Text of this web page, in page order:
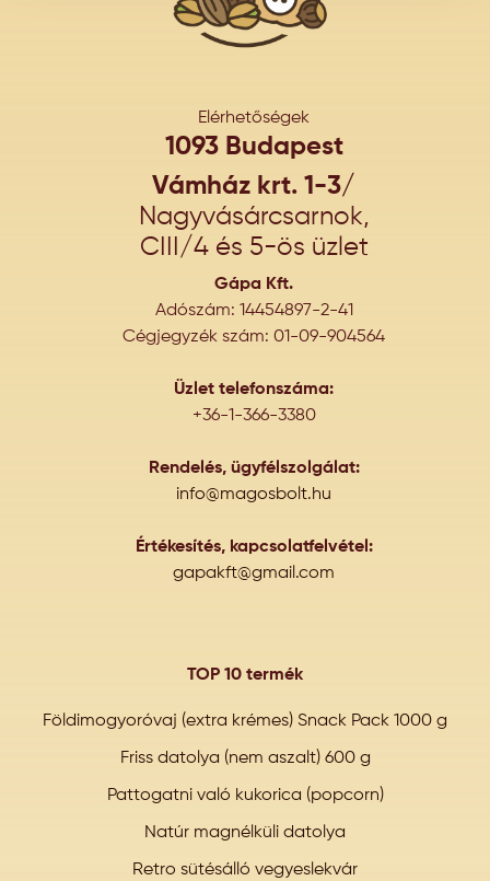
Elérhetőségek
1093 Budapest
Vámház krt. 1-3/
Nagyvásárcsarnok,
CIII/4 és 5-ös üzlet
Gápa Kft.
Adószám: 14454897-2-41
Cégjegyzék szám: 01-09-904564
Üzlet telefonszáma:
+36-1-366-3380
Rendelés, ügyfélszolgálat:
info@magosbolt.hu
Értékesítés, kapcsolatfelvétel:
gapakft@gmail.com
TOP 10 termék
Földimogyoróvaj (extra krémes) Snack Pack 1000 g
Friss datolya (nem aszalt) 600 g
Pattogatni való kukorica (popcorn)
Natúr magnélküli datolya
Retro sütésálló vegyeslekvár